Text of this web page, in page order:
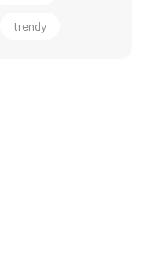
trendy